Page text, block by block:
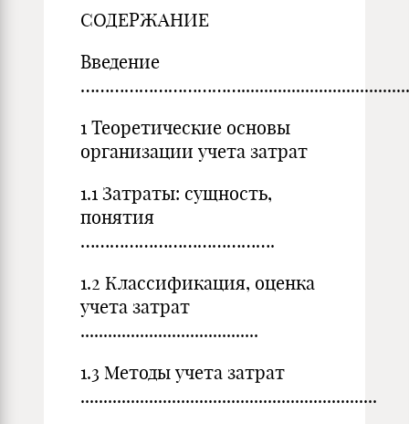
СОДЕРЖАНИЕ
Введение
1 Теоретические основы
организации учета затрат
1.1 Затраты: сущность,
понятия
………………………………….
1.2 Классификация, оценка
учета затрат
.......................................
1.3 Методы учета затрат
.................................................................